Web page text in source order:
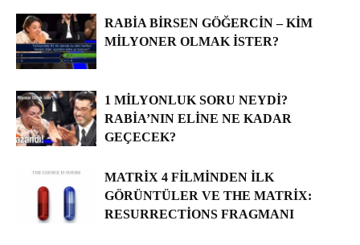
RABIA BIRSEN GÖĞERCIN – KIM
MILYONER OLMAK İSTER?
1 MILYONLUK SORU NEYDI?
RABIA’NIN ELINE NE KADAR
GEÇECEK?
MATRIX 4 FILMINDEN İLK
GÖRÜNTÜLER VE THE MATRIX:
RESURRECTIONS FRAGMANI